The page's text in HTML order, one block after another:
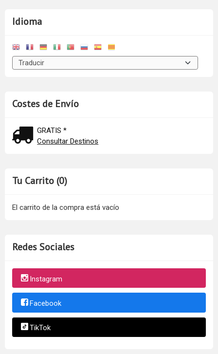
Idioma
Costes de Envío
GRATIS *
Consultar Destinos
Tu Carrito (0)
El carrito de la compra está vacío
Redes Sociales
Instagram
Facebook
TikTok